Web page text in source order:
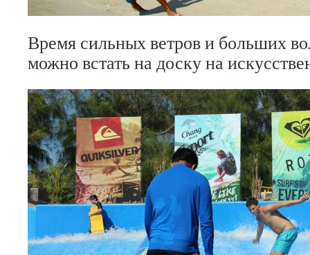
Время сильных ветров и больших
можно встать на доску на